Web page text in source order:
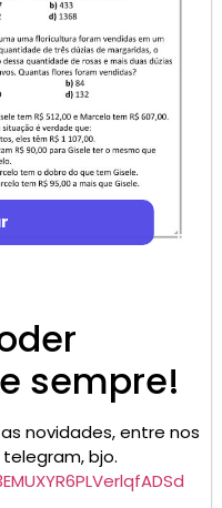
sempre!
novidades, entre nos
bjo.